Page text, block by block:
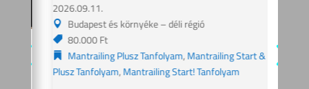
2026.09.11.
Budapest és környéke – déli régió
80.000 Ft
Mantrailing Plusz Tanfolyam,Mantrailing Start &
Plusz Tanfolyam,Mantrailing Start! Tanfolyam